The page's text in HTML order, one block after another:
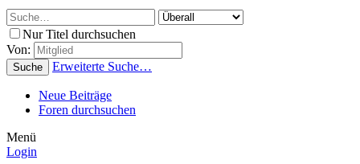
Nur Titel durchsuchen
Von:
Suche Erweiterte Suche…
Neue Beiträge
Foren durchsuchen
Menü
Login